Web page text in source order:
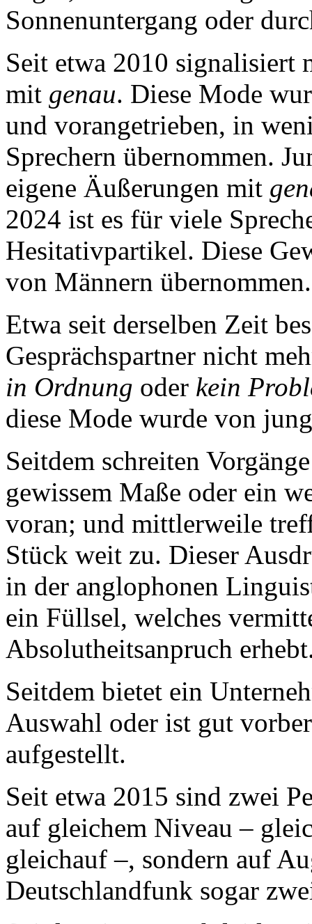
Sonnenuntergang oder
Seit etwa 2010 signalisiert
mit genau. Diese Mode
und vorangetrieben, in
Sprechern übernommen.
eigene Äußerungen mit
2024 ist es für viele
Hesitativpartikel. Diese
von Männern übernommen.
Etwa seit derselben Zeit
Gesprächspartner nicht
in Ordnung oder kein
diese Mode wurde von
Seitdem schreiten
gewissem Maße oder ein
voran; und mittlerweile
Stück weit zu. Dieser
in der anglophonen
ein Füllsel, welches
Absolutheitsanpruch
Seitdem bietet ein
Auswahl oder ist gut
aufgestellt.
Seit etwa 2015 sind zwei
auf gleichem Niveau –
gleichauf –, sondern auf
Deutschlandfunk sogar